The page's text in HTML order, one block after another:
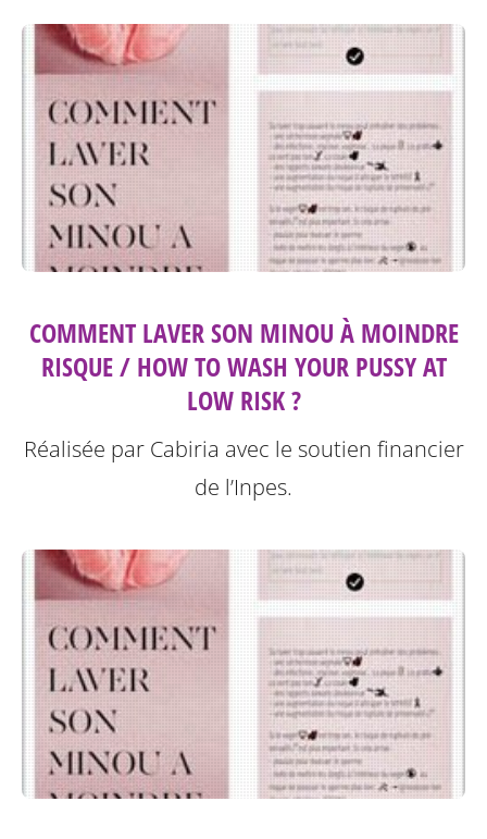
COMMENT LAVER SON MINOU À MOINDRE
RISQUE / HOW TO WASH YOUR PUSSY AT
LOW RISK ?
Réalisée par Cabiria avec le soutien financier
de l’Inpes.